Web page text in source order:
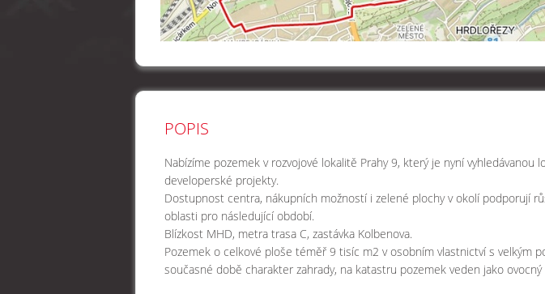
POPIS
Nabízíme pozemek v rozvojové lokalitě Prahy 9, který je nyní vyhledávanou
developerské projekty.
Dostupnost centra, nákupních možností i zelené plochy v okolí podporují
oblasti pro následující období.
Blízkost MHD, metra trasa C, zastávka Kolbenova.
Pozemek o celkové ploše téměř 9 tisíc m2 v osobním vlastnictví s velkým
současné době charakter zahrady, na katastru pozemek veden jako ovocný